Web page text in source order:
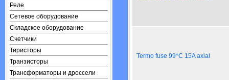
Реле
Сетевое оборудование
Складское оборудование
Счетчики
Тиристоры
Транзисторы
Трансформаторы и дроссели
Termo fuse 99*C 15A axial